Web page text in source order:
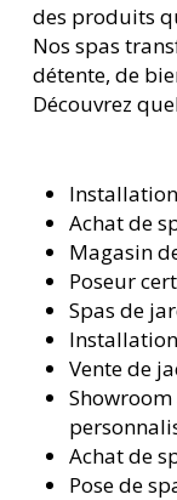
des produits
Nos spas
détente, de
Découvrez
Achat de
Magasin
Poseur
Spas de
Vente de
Showroom
Achat de
Pose de